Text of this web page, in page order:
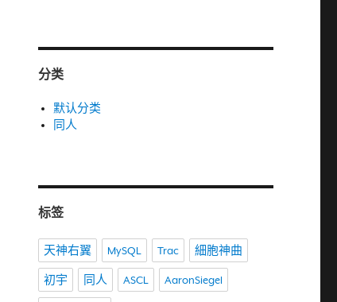
分类
默认分类
同人
标签
天神右翼 MySQL Trac 細胞神曲
初宇 同人 ASCL AaronSiegel